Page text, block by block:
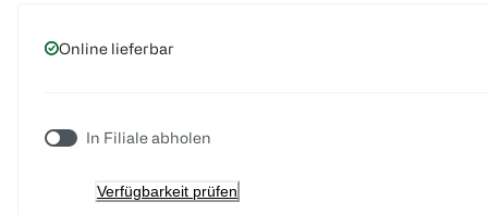
Online lieferbar
In Filiale abholen
Verfügbarkeit prüfen